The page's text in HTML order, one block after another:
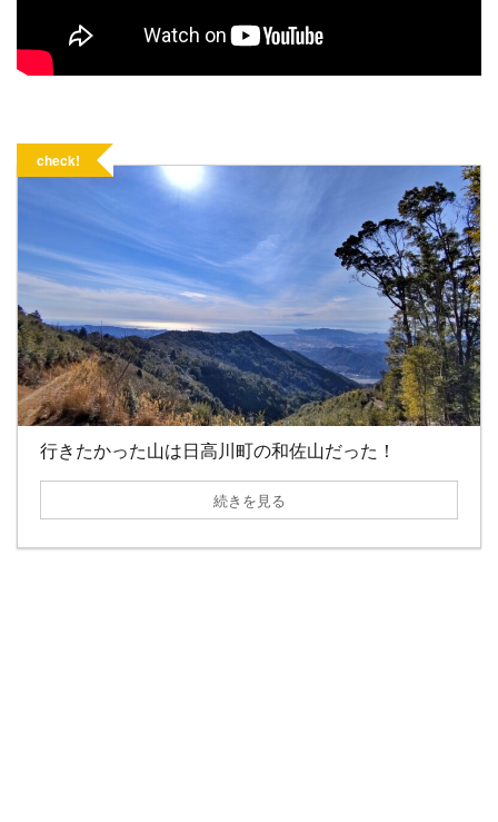
check!
行きたかった山は日高川町の和佐山だった！
続きを見る